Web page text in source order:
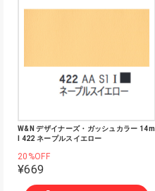
W&N デザイナーズ・ガッシュカラー 14m
l 422 ネープルスイエロー
20%OFF
¥669